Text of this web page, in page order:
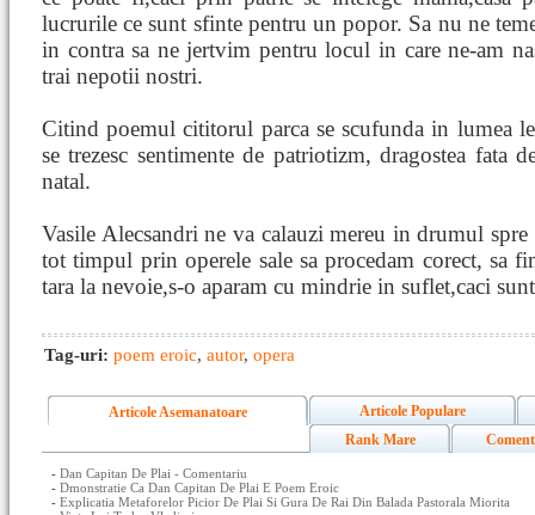
lucrurile ce sunt sfinte pentru un popor. Sa nu ne
in contra sa ne jertvim pentru locul in care ne-am
trai nepotii nostri.
Citind poemul cititorul parca se scufunda in lumea
se trezesc sentimente de patriotizm, dragostea fata
natal.
Vasile Alecsandri ne va calauzi mereu in drumul
tot timpul prin operele sale sa procedam corect, sa
tara la nevoie,s-o aparam cu mindrie in suflet,caci
Tag-uri: poem eroic, autor, opera
Articole Asemanatoare
Articole Populare
Rank Mare
- Dan Capitan De Plai - Comentariu
- Dmonstratie Ca Dan Capitan De Plai E Poem Eroic
- Explicatia Metaforelor Picior De Plai Si Gura De Rai Din Balada Pastorala Miorita